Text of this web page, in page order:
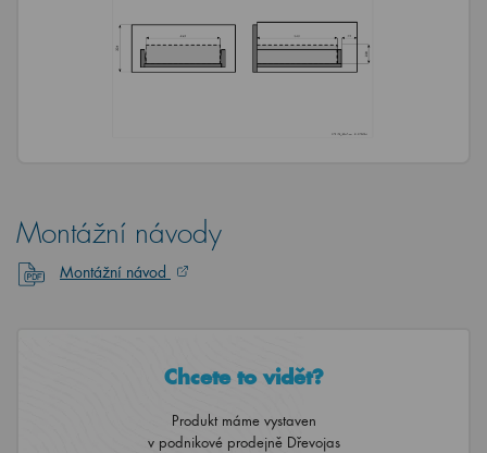
Montážní návody
Montážní návod
Chcete to vidět?
Produkt máme vystaven
v podnikové prodejně Dřevojas